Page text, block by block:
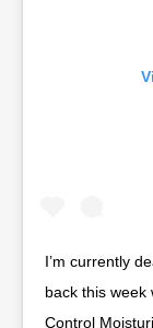
I’m currently
back this week
Control